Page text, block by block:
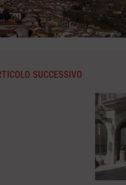
SUCCESSIVO